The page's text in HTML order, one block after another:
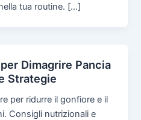
tua routine. […]
Dimagrire Pancia
Strategie
per ridurre il gonfiore e il
Consigli nutrizionali e